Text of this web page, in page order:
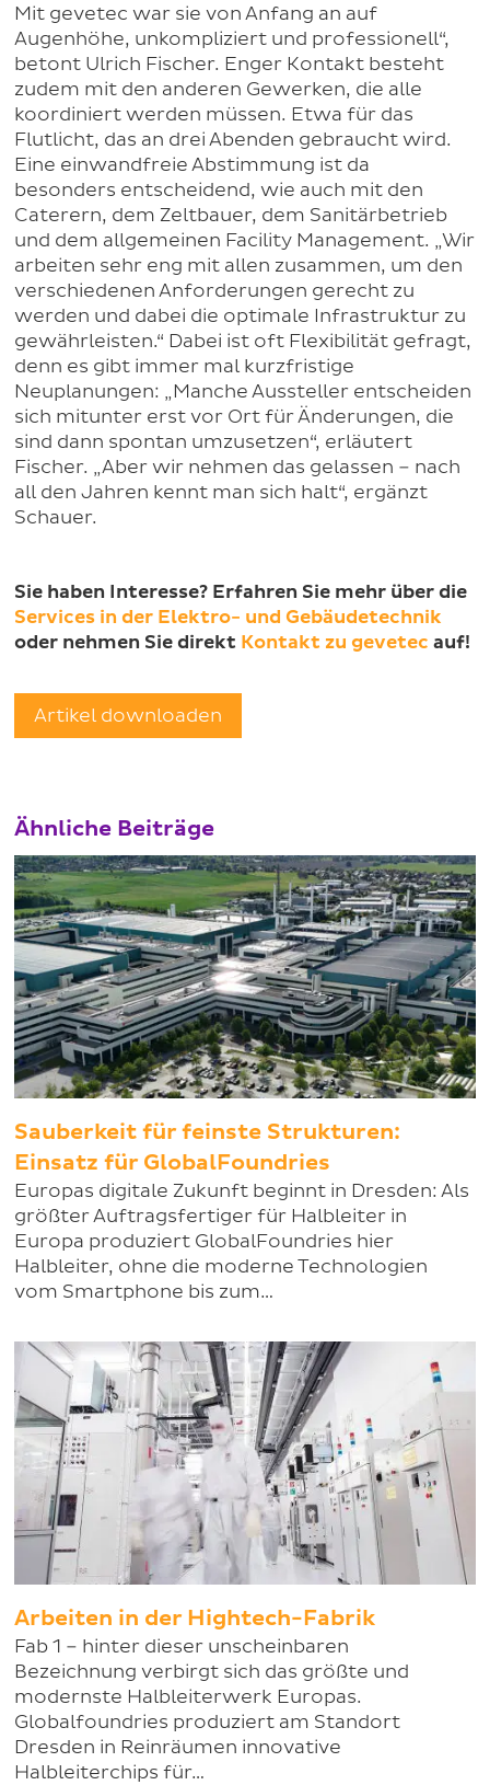
Mit gevetec war sie von Anfang an auf
Augenhöhe, unkompliziert und professionell“,
betont Ulrich Fischer. Enger Kontakt besteht
zudem mit den anderen Gewerken, die alle
koordiniert werden müssen. Etwa für das
Flutlicht, das an drei Abenden gebraucht wird.
Eine einwandfreie Abstimmung ist da
besonders entscheidend, wie auch mit den
Caterern, dem Zeltbauer, dem Sanitärbetrieb
und dem allgemeinen Facility Management. „Wir
arbeiten sehr eng mit allen zusammen, um den
verschiedenen Anforderungen gerecht zu
werden und dabei die optimale Infrastruktur zu
gewährleisten.“ Dabei ist oft Flexibilität gefragt,
denn es gibt immer mal kurzfristige
Neuplanungen: „Manche Aussteller entscheiden
sich mitunter erst vor Ort für Änderungen, die
sind dann spontan umzusetzen“, erläutert
Fischer. „Aber wir nehmen das gelassen – nach
all den Jahren kennt man sich halt“, ergänzt
Schauer.
Sie haben Interesse? Erfahren Sie mehr über die
Services in der Elektro- und Gebäudetechnik
oder nehmen Sie direkt Kontakt zu gevetec auf!
Artikel downloaden
Ähnliche Beiträge
Sauberkeit für feinste Strukturen:
Einsatz für GlobalFoundries
Europas digitale Zukunft beginnt in Dresden: Als
größter Auftragsfertiger für Halbleiter in
Europa produziert GlobalFoundries hier
Halbleiter, ohne die moderne Technologien
vom Smartphone bis zum…
Arbeiten in der Hightech-Fabrik
Fab 1 – hinter dieser unscheinbaren
Bezeichnung verbirgt sich das größte und
modernste Halbleiterwerk Europas.
Globalfoundries produziert am Standort
Dresden in Reinräumen innovative
Halbleiterchips für…